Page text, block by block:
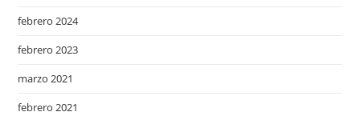
febrero 2024
febrero 2023
marzo 2021
febrero 2021